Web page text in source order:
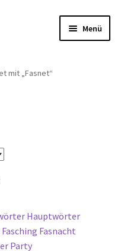
Menü
mit „Fasnet“